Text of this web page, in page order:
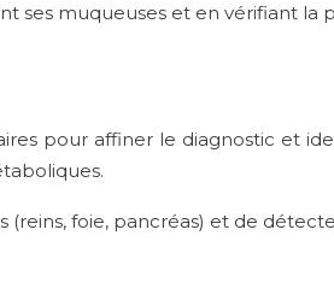
ses muqueuses et en vérifiant la
pour affiner le diagnostic et
foie, pancréas) et de